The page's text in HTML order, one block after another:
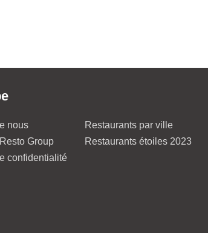
nous
Group
confidentialité
Restaurants par ville
Restaurants étoiles 2023